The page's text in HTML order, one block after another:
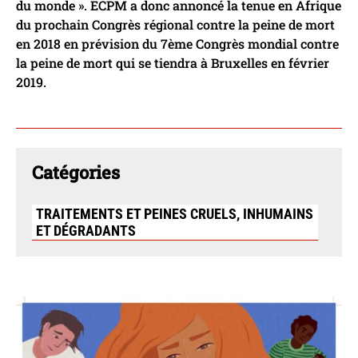
du monde ». ECPM a donc annoncé la tenue en Afrique
du prochain Congrès régional contre la peine de mort
en 2018 en prévision du 7ème Congrès mondial contre
la peine de mort qui se tiendra à Bruxelles en février
2019.
Catégories
TRAITEMENTS ET PEINES CRUELS, INHUMAINS
ET DÉGRADANTS